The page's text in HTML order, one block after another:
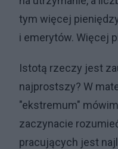
tym więcej
i emerytów. Więcej
Istotą rzeczy jest
najprostszy? W
"ekstremum"
zaczynacie
pracujących jest